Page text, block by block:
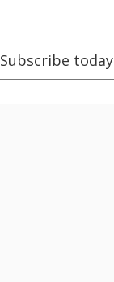
Subscribe today